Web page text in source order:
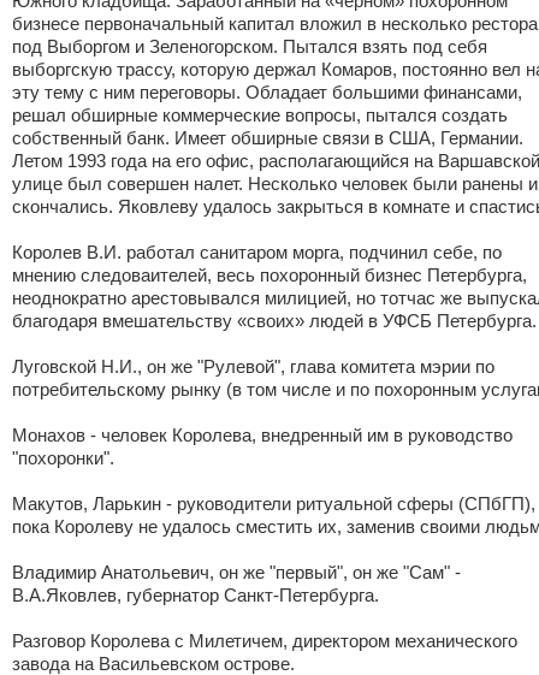
бизнесе первоначальный капитал вложил в несколько
под Выборгом и Зеленогорском. Пытался взять под себя
выборгскую трассу, которую держал Комаров, постоянно вел
эту тему с ним переговоры. Обладает большими финансами,
решал обширные коммерческие вопросы, пытался создать
собственный банк. Имеет обширные связи в США, Германии.
Летом 1993 года на его офис, располагающийся на Варшавской
улице был совершен налет. Несколько человек были ранены и
скончались. Яковлеву удалось закрыться в комнате и
Королев В.И. работал санитаром морга, подчинил себе, по
мнению следоваителей, весь похоронный бизнес Петербурга,
неоднократно арестовывался милицией, но тотчас же
благодаря вмешательству «своих» людей в УФСБ Петербурга.
Луговской Н.И., он же "Рулевой", глава комитета мэрии по
потребительскому рынку (в том числе и по похоронным
Монахов - человек Королева, внедренный им в руководство
"похоронки".
Макутов, Ларькин - руководители ритуальной сферы (СПбГП),
пока Королеву не удалось сместить их, заменив своими
Владимир Анатольевич, он же "первый", он же "Сам" -
В.А.Яковлев, губернатор Санкт-Петербурга.
Разговор Королева с Милетичем, директором механического
завода на Васильевском острове.